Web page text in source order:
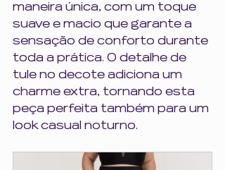
maneira única, com um toque
suave e macio que garante a
sensação de conforto durante
toda a prática. O detalhe de
tule no decote adiciona um
charme extra, tornando esta
peça perfeita também para um
look casual noturno.